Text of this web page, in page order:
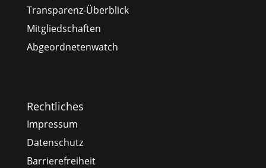
Transparenz-Überblick
Mitgliedschaften
Abgeordnetenwatch
Rechtliches
Impressum
Datenschutz
Barrierefreiheit